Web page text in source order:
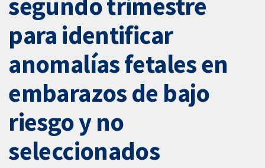
para identificar
anomalías fetales en
embarazos de bajo
riesgo y no
seleccionados